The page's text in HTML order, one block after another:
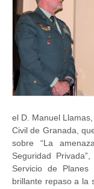
el D. Manuel
Civil de Granada,
sobre “La
Seguridad
Servicio de
brillante repaso a la